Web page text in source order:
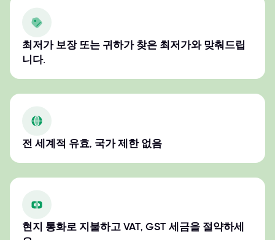
최저가 보장 또는 귀하가 찾은 최저가와 맞춰드립
니다.
전 세계적 유효, 국가 제한 없음
현지 통화로 지불하고 VAT, GST 세금을 절약하세